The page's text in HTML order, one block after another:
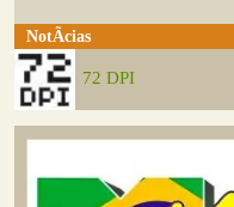
NotÃ­cias
72 DPI